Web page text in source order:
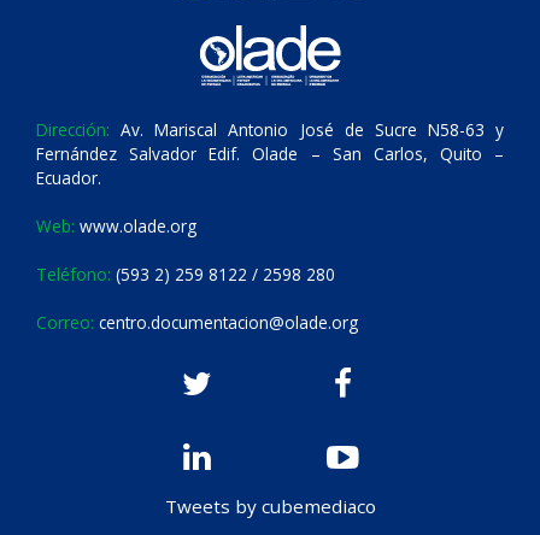
Dirección: Av. Mariscal Antonio José de Sucre N58-63 y
Fernández Salvador Edif. Olade – San Carlos, Quito –
Ecuador.
Web: www.olade.org
Teléfono: (593 2) 259 8122 / 2598 280
Correo: centro.documentacion@olade.org
Tweets by cubemediaco